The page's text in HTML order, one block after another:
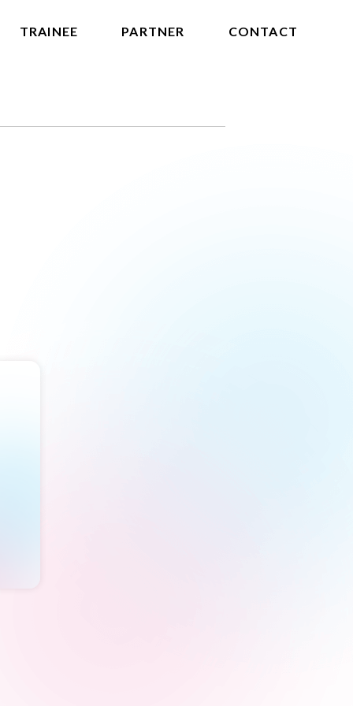
TRAINEE PARTNER CONTACT